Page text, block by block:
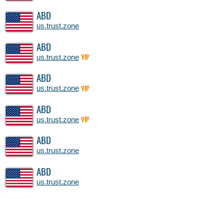
ABD
us.trust.zone
ABD
us.trust.zone VIP
ABD
us.trust.zone VIP
ABD
us.trust.zone VIP
ABD
us.trust.zone
ABD
us.trust.zone